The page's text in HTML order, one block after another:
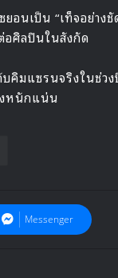
อนเป็น “เท็จอย่าง
อศิลปินในสังกัด
คิมแซรนจริงในช่ว
งหนักแน่น
Messenger